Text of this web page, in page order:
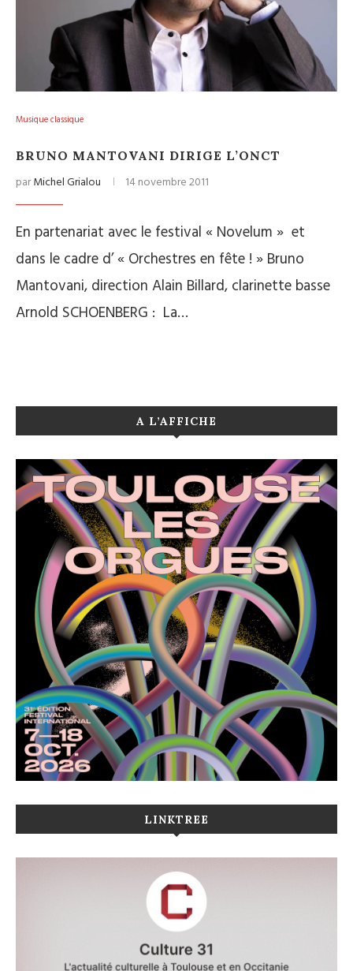
Musique classique
BRUNO MANTOVANI DIRIGE L’ONCT
parMichel Grialou 14 novembre 2011
En partenariat avec le festival « Novelum » et
dans le cadre d’ « Orchestres en fête ! » Bruno
Mantovani, direction Alain Billard, clarinette basse
Arnold SCHOENBERG : La…
A L’AFFICHE
LINKTREE